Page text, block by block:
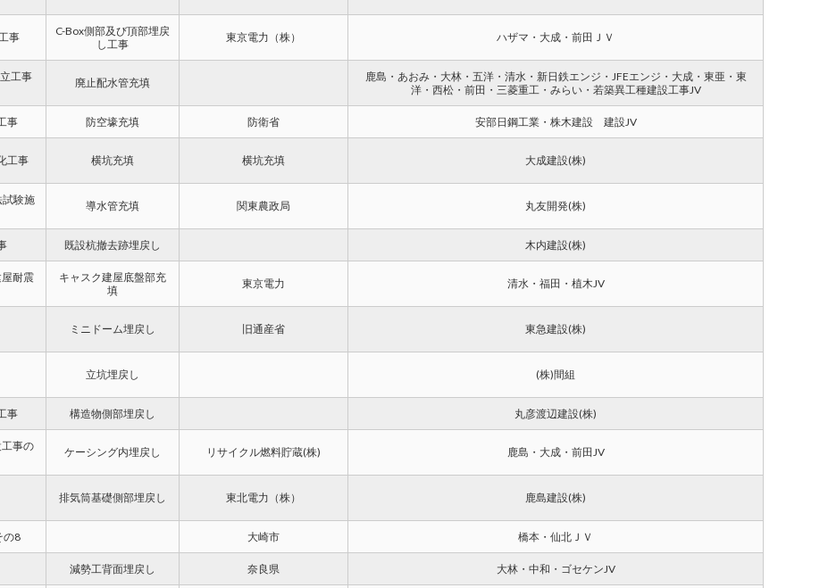
事
C-Box側部及び頂部埋戻
し工事
東京電力（株） ハザマ・大成・前田ＪＶ
工事
廃止配水管充填
鹿島・あおみ・大林・五洋・清水・新日鉄エンジ・JFEエンジ・大成・東亜・東
洋・西松・前田・三菱重工・みらい・若築異工種建設工事JV
事 防空壕充填 防衛省 安部日鋼工業・株木建設 建設JV
工事 横坑充填 横坑充填 大成建設(株)
験施
導水管充填 関東農政局 丸友開発(株)
既設杭撤去跡埋戻し 木内建設(株)
耐震
キャスク建屋底盤部充
填
東京電力 清水・福田・植木JV
ミニドーム埋戻し 旧通産省 東急建設(株)
立坑埋戻し (株)間組
事 構造物側部埋戻し 丸彦渡辺建設(株)
事の
ケーシング内埋戻し リサイクル燃料貯蔵(株) 鹿島・大成・前田JV
排気筒基礎側部埋戻し 東北電力（株） 鹿島建設(株)
の8 大崎市 橋本・仙北ＪＶ
減勢工背面埋戻し 奈良県 大林・中和・ゴセケンJV